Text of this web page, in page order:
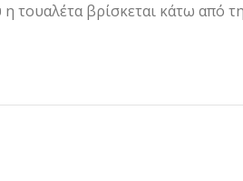
τουαλέτα βρίσκεται κάτω από